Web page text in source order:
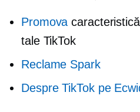
Promova
tale TikTok
Reclame Spark
Despre TikTok pe